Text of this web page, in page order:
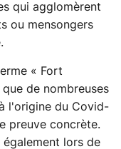
qui agglomèrent
ou mensongers
« Fort
de nombreuses
l'origine du Covid-
preuve concrète.
également lors de